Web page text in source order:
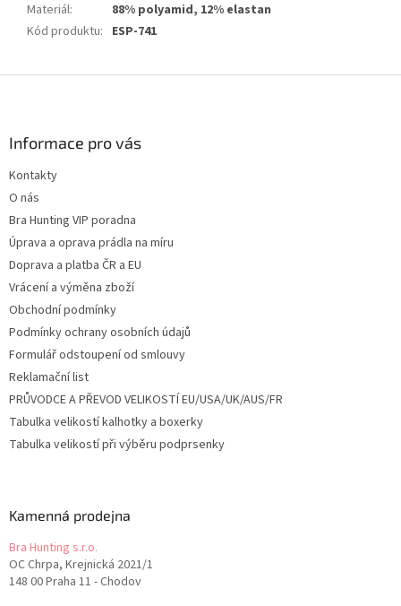
Materiál:
88% polyamid, 12% elastan
Kód produktu: ESP-741
Informace pro vás
Kontakty
O nás
Bra Hunting VIP poradna
Úprava a oprava prádla na míru
Doprava a platba ČR a EU
Vrácení a výměna zboží
Obchodní podmínky
Podmínky ochrany osobních údajů
Formulář odstoupení od smlouvy
Reklamační list
PRŮVODCE A PŘEVOD VELIKOSTÍ EU/USA/UK/AUS/FR
Tabulka velikostí kalhotky a boxerky
Tabulka velikostí při výběru podprsenky
Kamenná prodejna
Bra Hunting s.r.o.
OC Chrpa, Krejnická 2021/1
148 00 Praha 11 - Chodov